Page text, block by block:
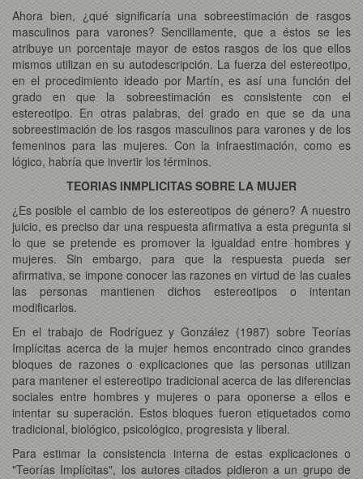
Ahora bien, ¿qué significaría una sobreestimación de rasgos
masculinos para varones? Sencillamente, que a éstos se les
atribuye un porcentaje mayor de estos rasgos de los que ellos
mismos utilizan en su autodescripción. La fuerza del estereotipo,
en el procedimiento ideado por Martín, es así una función del
grado en que la sobreestimación es consistente con el
estereotipo. En otras palabras, del grado en que se da una
sobreestimación de los rasgos masculinos para varones y de los
femeninos para las mujeres. Con la infraestimación, como es
lógico, habría que invertir los términos.
TEORIAS INMPLICITAS SOBRE LA MUJER
¿Es posible el cambio de los estereotipos de género? A nuestro
juicio, es preciso dar una respuesta afirmativa a esta pregunta si
lo que se pretende es promover la igualdad entre hombres y
mujeres. Sin embargo, para que la respuesta pueda ser
afirmativa, se impone conocer las razones en virtud de las cuales
las personas mantienen dichos estereotipos o intentan
modificarlos.
En el trabajo de Rodríguez y González (1987) sobre Teorías
Implícitas acerca de la mujer hemos encontrado cinco grandes
bloques de razones o explicaciones que las personas utilizan
para mantener el estereotipo tradicional acerca de las diferencias
sociales entre hombres y mujeres o para oponerse a ellos e
intentar su superación. Estos bloques fueron etiquetados como
tradicional, biológico, psicológico, progresista y liberal.
Para estimar la consistencia interna de estas explicaciones o
"Teorías Implícitas", los autores citados pidieron a un grupo de